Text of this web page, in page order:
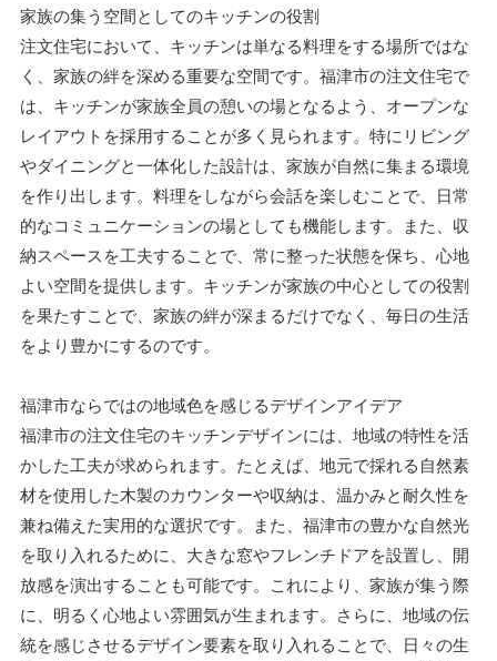
家族の集う空間としてのキッチンの役割
注文住宅において、キッチンは単なる料理をする場所ではな
く、家族の絆を深める重要な空間です。福津市の注文住宅で
は、キッチンが家族全員の憩いの場となるよう、オープンな
レイアウトを採用することが多く見られます。特にリビング
やダイニングと一体化した設計は、家族が自然に集まる環境
を作り出します。料理をしながら会話を楽しむことで、日常
的なコミュニケーションの場としても機能します。また、収
納スペースを工夫することで、常に整った状態を保ち、心地
よい空間を提供します。キッチンが家族の中心としての役割
を果たすことで、家族の絆が深まるだけでなく、毎日の生活
をより豊かにするのです。
福津市ならではの地域色を感じるデザインアイデア
福津市の注文住宅のキッチンデザインには、地域の特性を活
かした工夫が求められます。たとえば、地元で採れる自然素
材を使用した木製のカウンターや収納は、温かみと耐久性を
兼ね備えた実用的な選択です。また、福津市の豊かな自然光
を取り入れるために、大きな窓やフレンチドアを設置し、開
放感を演出することも可能です。これにより、家族が集う際
に、明るく心地よい雰囲気が生まれます。さらに、地域の伝
統を感じさせるデザイン要素を取り入れることで、日々の生